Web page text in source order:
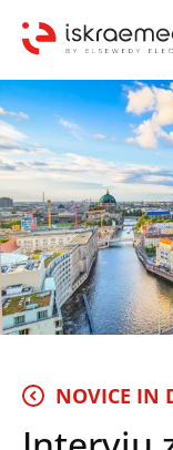
NOVICE IN